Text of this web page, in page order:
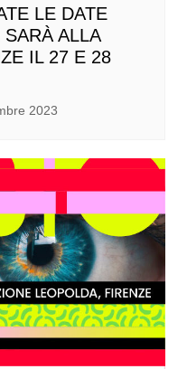
LE DATE
ALLA
IL 27 E 28
2023